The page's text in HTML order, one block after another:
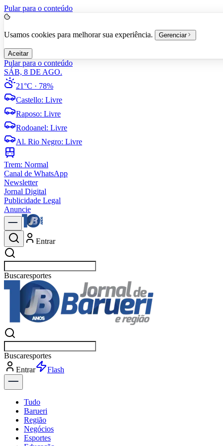
Pular para o conteúdo
Usamos cookies para melhorar sua experiência. Gerenciar
Aceitar
Pular para o conteúdo
SÁB, 8 DE AGO.
21°C · 78%
Castello: Livre
Raposo: Livre
Rodoanel: Livre
Al. Rio Negro: Livre
Trem: Normal
Canal de WhatsApp
Newsletter
Jornal Digital
Publicidade Legal
Anuncie
Entrar
Buscare
Buscare
Entrar
Flash
Tudo
Barueri
Região
Negócios
Esportes